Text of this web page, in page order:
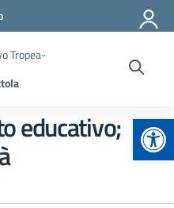
Tropea-
educativo;